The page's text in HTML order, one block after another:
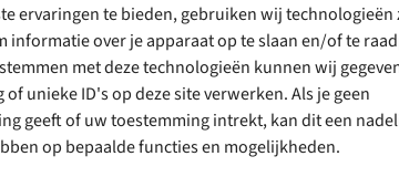
ervaringen te bieden, gebruiken wij technologieën
informatie over je apparaat op te slaan en/of te
met deze technologieën kunnen wij
unieke ID's op deze site verwerken. Als je geen
geeft of uw toestemming intrekt, kan dit een
op bepaalde functies en mogelijkheden.
Schasfoort.